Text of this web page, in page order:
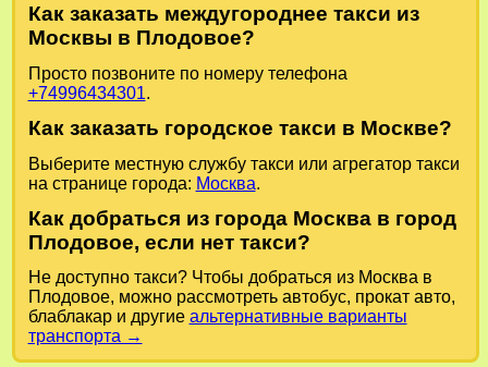
Как заказать междугороднее такси из
Москвы в Плодовое?
Просто позвоните по номеру телефона
+74996434301.
Как заказать городское такси в Москве?
Выберите местную службу такси или агрегатор такси
на странице города: Москва.
Как добраться из города Москва в город
Плодовое, если нет такси?
Не доступно такси? Чтобы добраться из Москва в
Плодовое, можно рассмотреть автобус, прокат авто,
блаблакар и другие альтернативные варианты
транспорта →